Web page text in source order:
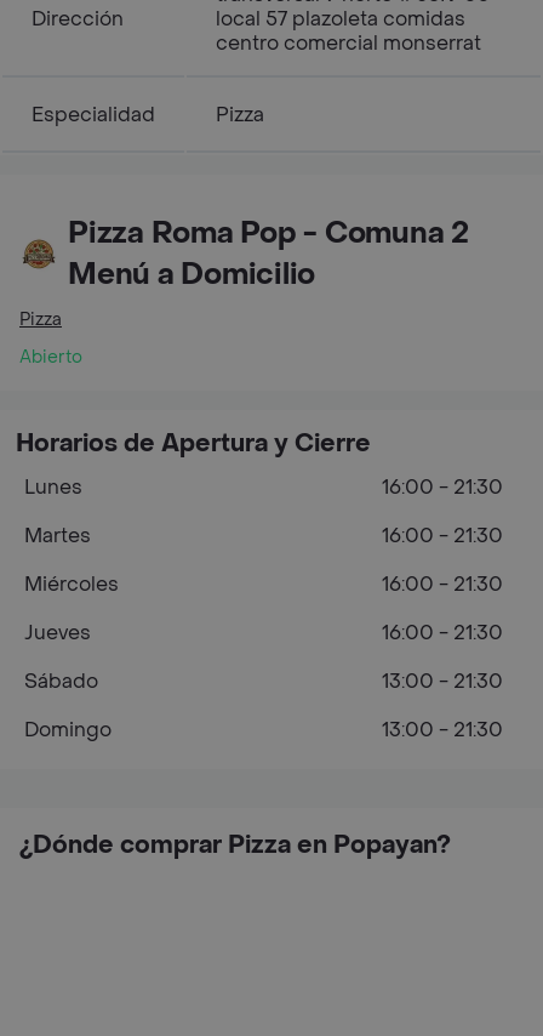
Dirección
local 57 plazoleta comidas
centro comercial monserrat
Especialidad Pizza
Pizza Roma Pop - Comuna 2
Menú a Domicilio
Pizza
Abierto
¿Dónde comprar Pizza en Popayan?
Horarios de Apertura y Cierre
Lunes
16:00 - 21:30
Martes
16:00 - 21:30
Miércoles
16:00 - 21:30
Jueves
16:00 - 21:30
Sábado
13:00 - 21:30
Domingo
13:00 - 21:30